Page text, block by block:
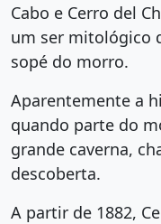
Cabo e Cerro del
um ser mitológico
sopé do morro.
Aparentemente a
quando parte do
grande caverna,
descoberta.
A partir de 1882,